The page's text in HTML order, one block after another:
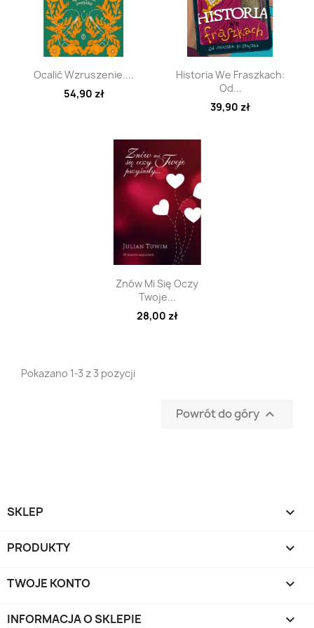
Szybki podgląd
Ocalić Wzruszenie....
54,90 zł
Szybki podgląd
Historia We Fraszkach:
Od...
39,90 zł
Szybki podgląd
Znów Mi Się Oczy
Twoje...
28,00 zł
Pokazano 1-3 z 3 pozycji
Powrót do góry 
SKLEP 
PRODUKTY 
TWOJE KONTO 
INFORMACJA O SKLEPIE keyboard_arrow_down